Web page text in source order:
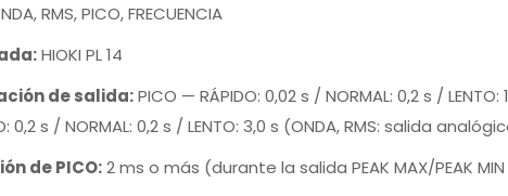
RMS, PICO, FRECUENCIA
HIOKI PL 14
de salida:PICO — RÁPIDO: 0,02 s / NORMAL: 0,2 s / LENTO:
0,2 s / NORMAL: 0,2 s / LENTO: 3,0 s (ONDA, RMS: salida
de PICO:2 ms o más (durante la salida PEAK MAX/PEAK MIN